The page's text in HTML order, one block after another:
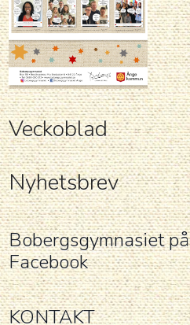
Veckoblad
Nyhetsbrev
Bobergsgymnasiet på
Facebook
KONTAKT